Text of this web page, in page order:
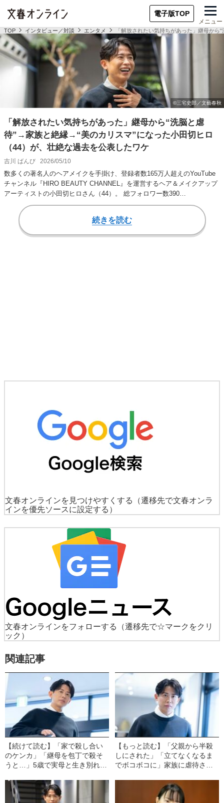
電子版TOP
メニュー
TOP インタビュー／対談 エンタメ 「解放されたい気持ちがあった」継母か
「解放されたい気持ちがあった」継母から“洗脳と虐
待”→家族と絶縁→“美のカリスマ”になった小田切ヒロ
（44）が、壮絶な過去を公表したワケ
吉川 ばんび 2026/05/10
数多くの著名人のヘアメイクを手掛け、登録者数165万人超えのYouTube
チャンネル『HIRO BEAUTY CHANNEL』を運営するヘア＆メイクアップ
アーティストの小田切ヒロさん（44）。 総フォロワー数390…
続きを読む
文春オンラインを見つけやすくする
（遷移先で文春オンラ
インを優先ソースに設定する）
文春オンラインをフォローする
（遷移先で☆マークをクリ
ック）
関連記事
【続けて読む】「家で殺し合い
のケンカ」「継母を包丁で殺そ
うと…」5歳で実母と生き別れ→
田切ヒロ（44）の壮絶な子ども
時代
【もっと読む】「父親から半殺
しにされた」「立てなくなるま
でボコボコに」家族に虐待され
（44）が、過酷な環境から逃げ
出せた“きっかけ”